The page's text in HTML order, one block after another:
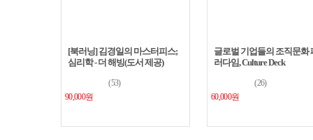
[북러닝] 김경일의 마스터피스;
심리학 - 더 해빙(도서 제공)
(53)
90,000원
글로벌 기업들의 조직문화
러다임, Culture Deck
(26)
60,000원